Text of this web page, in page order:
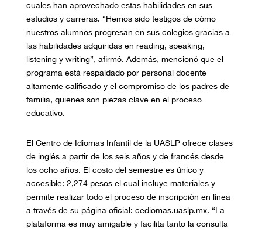
cuales han aprovechado estas habilidades en sus
estudios y carreras. “Hemos sido testigos de cómo
nuestros alumnos progresan en sus colegios gracias a
las habilidades adquiridas en reading, speaking,
listening y writing”, afirmó. Además, mencionó que el
programa está respaldado por personal docente
altamente calificado y el compromiso de los padres de
familia, quienes son piezas clave en el proceso
educativo.
El Centro de Idiomas Infantil de la UASLP ofrece clases
de inglés a partir de los seis años y de francés desde
los ocho años. El costo del semestre es único y
accesible: 2,274 pesos el cual incluye materiales y
permite realizar todo el proceso de inscripción en línea
a través de su página oficial: cediomas.uaslp.mx. “La
plataforma es muy amigable y facilita tanto la consulta